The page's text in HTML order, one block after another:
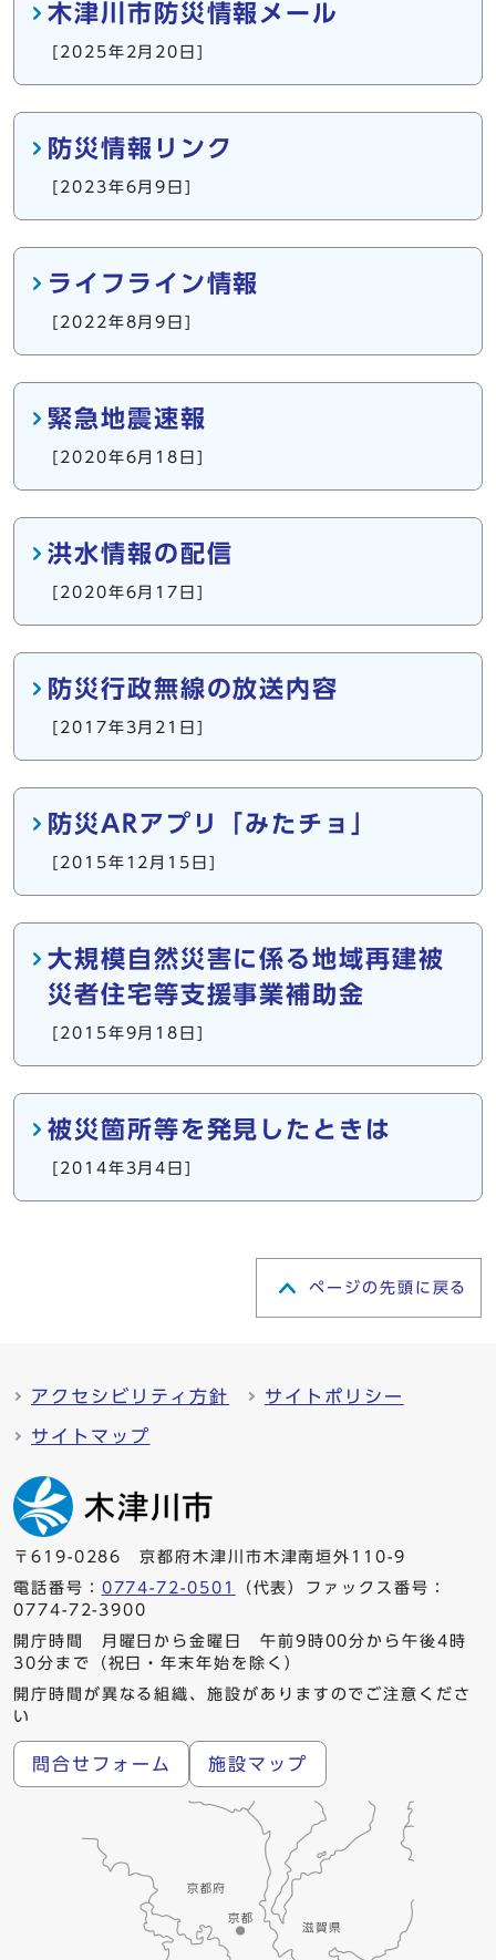
木津川市防災情報メール
[2025年2月20日]
防災情報リンク
[2023年6月9日]
ライフライン情報
[2022年8月9日]
緊急地震速報
[2020年6月18日]
洪水情報の配信
[2020年6月17日]
防災行政無線の放送内容
[2017年3月21日]
防災ARアプリ「みたチョ」
[2015年12月15日]
大規模自然災害に係る地域再建被
災者住宅等支援事業補助金
[2015年9月18日]
被災箇所等を発見したときは
[2014年3月4日]
ページの先頭に戻る
アクセシビリティ方針 サイトポリシー
サイトマップ
〒619-0286 京都府木津川市木津南垣外110-9
電話番号： 0774-72-0501
（代表）ファックス番号：
0774-72-3900
開庁時間 月曜日から金曜日 午前9時00分から午後4時
30分まで（祝日・年末年始を除く）
開庁時間が異なる組織、施設がありますのでご注意くださ
い
問合せフォーム 施設マップ